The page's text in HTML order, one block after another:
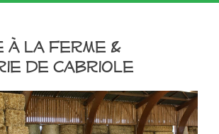
à la Ferme &
de Cabriole